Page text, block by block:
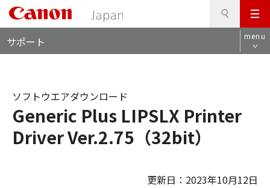
メ
ニ
ュ
サポート menu
Generic Plus LIPSLX Printer
Driver Ver.2.75（32bit）
ソフトウエアダウンロード
更新日：2023年10月12日